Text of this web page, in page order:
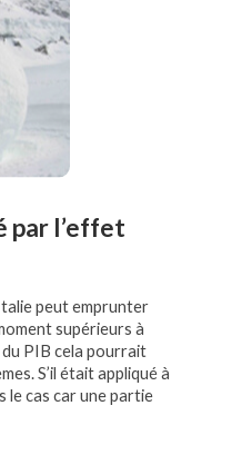
par l’effet
peut emprunter
supérieurs à
PIB cela pourrait
S’il était appliqué à
le cas car une partie